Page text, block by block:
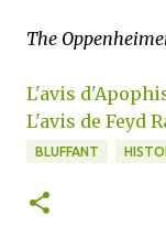
The
L'avis
L'avis de Feyd
BLUFFANT